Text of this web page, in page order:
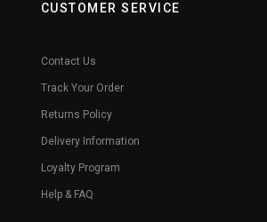
CUSTOMER SERVICE
Contact Us
Track Your Order
Returns Policy
Delivery Information
Loyalty Program
Help & FAQ